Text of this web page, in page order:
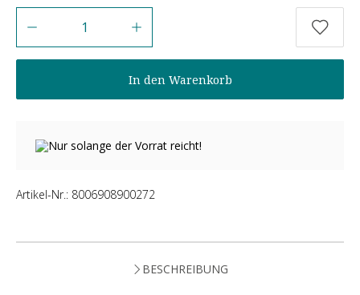
In den Warenkorb
Nur solange der Vorrat reicht!
Artikel-Nr.: 8006908900272
BESCHREIBUNG